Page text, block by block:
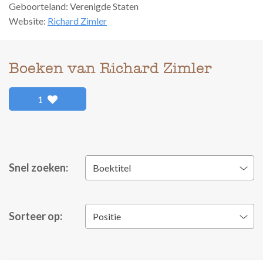
Geboorteland: Verenigde Staten
Website: Richard Zimler
Boeken van Richard Zimler
1
Snel zoeken: Boektitel
Sorteer op: Positie